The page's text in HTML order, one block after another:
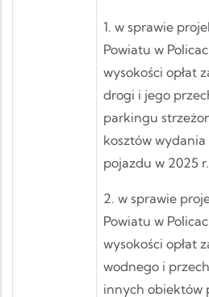
1. w sprawie
Powiatu w
wysokości opłat
drogi i jego
parkingu
kosztów
pojazdu w 2025 r.
2. w sprawie
Powiatu w
wysokości opłat
wodnego i
innych obiektów